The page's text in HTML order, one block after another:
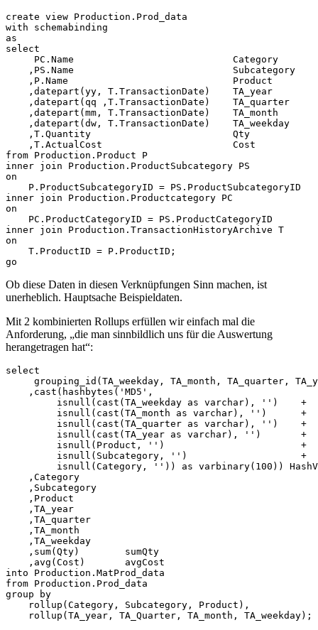
create view Production.Prod_data
with schemabinding
as
select
     PC.Name                            Category
    ,PS.Name                            Subcategory
    ,P.Name                             Product
    ,datepart(yy, T.TransactionDate)    TA_year
    ,datepart(qq ,T.TransactionDate)    TA_quarter
    ,datepart(mm, T.TransactionDate)    TA_month
    ,datepart(dw, T.TransactionDate)    TA_weekday
    ,T.Quantity                         Qty
    ,T.ActualCost                       Cost
from Production.Product P
inner join Production.ProductSubcategory PS
on
    P.ProductSubcategoryID = PS.ProductSubcategoryID
inner join Production.Productcategory PC
on
    PC.ProductCategoryID = PS.ProductCategoryID
inner join Production.TransactionHistoryArchive T
on
    T.ProductID = P.ProductID;
go
Ob diese Daten in diesen Verknüpfungen Sinn machen, ist
unerheblich. Hauptsache Beispieldaten.
Mit 2 kombinierten Rollups erfüllen wir einfach mal die
Anforderung, „die man sinnbildlich uns für die Auswertung
herangetragen hat“:
select
grouping_id(TA_weekday, TA_month, TA_quarter,
    ,cast(hashbytes('MD5',
         isnull(cast(TA_weekday as varchar), '')    +
         isnull(cast(TA_month as varchar), '')      +
         isnull(cast(TA_quarter as varchar), '')    +
         isnull(cast(TA_year as varchar), '')       +
         isnull(Product, '')                        +
         isnull(Subcategory, '')                    +
isnull(Category, '')) as varbinary(100))
    ,Category
    ,Subcategory
    ,Product
    ,TA_year
    ,TA_quarter
    ,TA_month
    ,TA_weekday
    ,sum(Qty)        sumQty
    ,avg(Cost)       avgCost
into Production.MatProd_data
from Production.Prod_data
group by
    rollup(Category, Subcategory, Product),
    rollup(TA_year, TA_Quarter, TA_month, TA_weekday);